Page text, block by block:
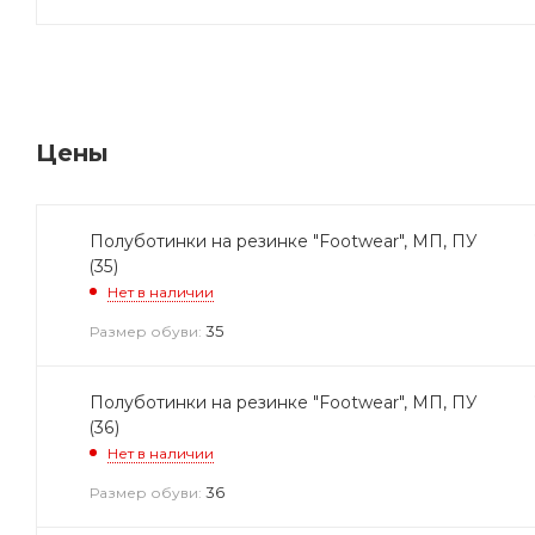
Цены
Полуботинки на резинке "Footwear", МП, ПУ
(35)
Нет в наличии
Размер обуви: 35
Полуботинки на резинке "Footwear", МП, ПУ
(36)
Нет в наличии
Размер обуви: 36